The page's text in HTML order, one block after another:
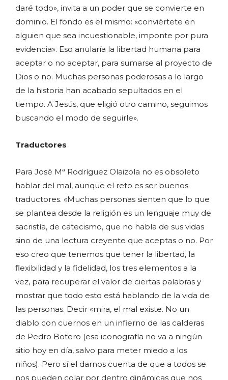
daré todo», invita a un poder que se convierte en
dominio. El fondo es el mismo: «conviértete en
alguien que sea incuestionable, imponte por pura
evidencia». Eso anularía la libertad humana para
aceptar o no aceptar, para sumarse al proyecto de
Dios o no. Muchas personas poderosas a lo largo
de la historia han acabado sepultados en el
tiempo. A Jesús, que eligió otro camino, seguimos
buscando el modo de seguirle».
Traductores
Para José Mª Rodríguez Olaizola no es obsoleto
hablar del mal, aunque el reto es ser buenos
traductores. «Muchas personas sienten que lo que
se plantea desde la religión es un lenguaje muy de
sacristía, de catecismo, que no habla de sus vidas
sino de una lectura creyente que aceptas o no. Por
eso creo que tenemos que tener la libertad, la
flexibilidad y la fidelidad, los tres elementos a la
vez, para recuperar el valor de ciertas palabras y
mostrar que todo esto está hablando de la vida de
las personas. Decir «mira, el mal existe. No un
diablo con cuernos en un infierno de las calderas
de Pedro Botero (esa iconografía no va a ningún
sitio hoy en día, salvo para meter miedo a los
niños). Pero sí el darnos cuenta de que a todos se
nos pueden colar por dentro dinámicas que nos